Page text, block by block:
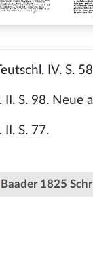
IV. S.
S. 98. Neue
S. 77.
Baader 1825